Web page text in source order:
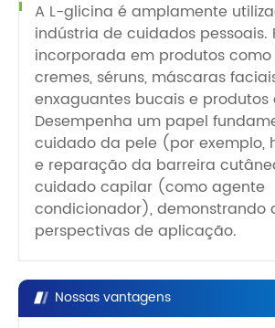
A L-glicina é amplamente
indústria de cuidados pessoais.
incorporada em produtos como
cremes, séruns, máscaras
enxaguantes bucais e produtos
Desempenha um papel
cuidado da pele (por exemplo,
e reparação da barreira
cuidado capilar (como agente
condicionador), demonstrando
perspectivas de aplicação.
Nossas vantagens